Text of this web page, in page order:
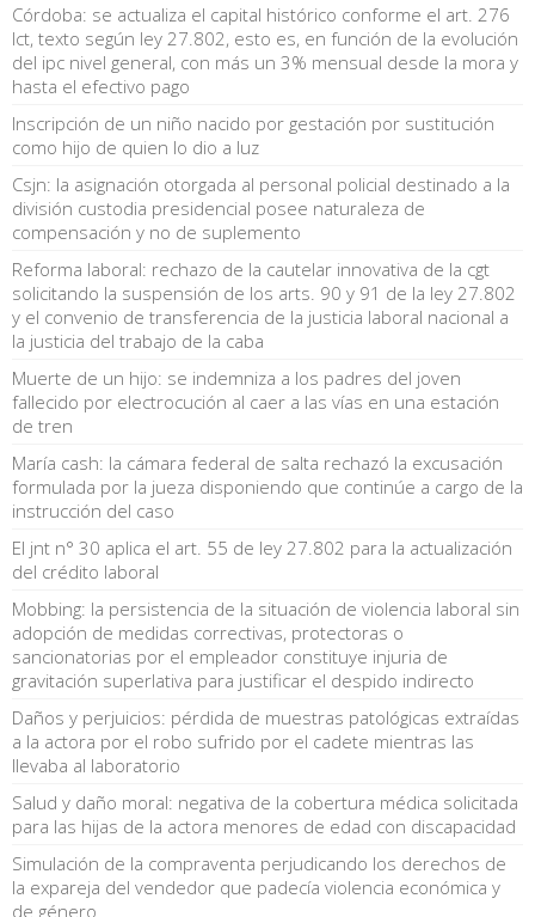
Córdoba: se actualiza el capital histórico conforme el art. 276
lct, texto según ley 27.802, esto es, en función de la evolución
del ipc nivel general, con más un 3% mensual desde la mora y
hasta el efectivo pago
Inscripción de un niño nacido por gestación por sustitución
como hijo de quien lo dio a luz
Csjn: la asignación otorgada al personal policial destinado a la
división custodia presidencial posee naturaleza de
compensación y no de suplemento
Reforma laboral: rechazo de la cautelar innovativa de la cgt
solicitando la suspensión de los arts. 90 y 91 de la ley 27.802
y el convenio de transferencia de la justicia laboral nacional a
la justicia del trabajo de la caba
Muerte de un hijo: se indemniza a los padres del joven
fallecido por electrocución al caer a las vías en una estación
de tren
María cash: la cámara federal de salta rechazó la excusación
formulada por la jueza disponiendo que continúe a cargo de la
instrucción del caso
El jnt n° 30 aplica el art. 55 de ley 27.802 para la actualización
del crédito laboral
Mobbing: la persistencia de la situación de violencia laboral sin
adopción de medidas correctivas, protectoras o
sancionatorias por el empleador constituye injuria de
gravitación superlativa para justificar el despido indirecto
Daños y perjuicios: pérdida de muestras patológicas extraídas
a la actora por el robo sufrido por el cadete mientras las
llevaba al laboratorio
Salud y daño moral: negativa de la cobertura médica solicitada
para las hijas de la actora menores de edad con discapacidad
Simulación de la compraventa perjudicando los derechos de
la expareja del vendedor que padecía violencia económica y
de género